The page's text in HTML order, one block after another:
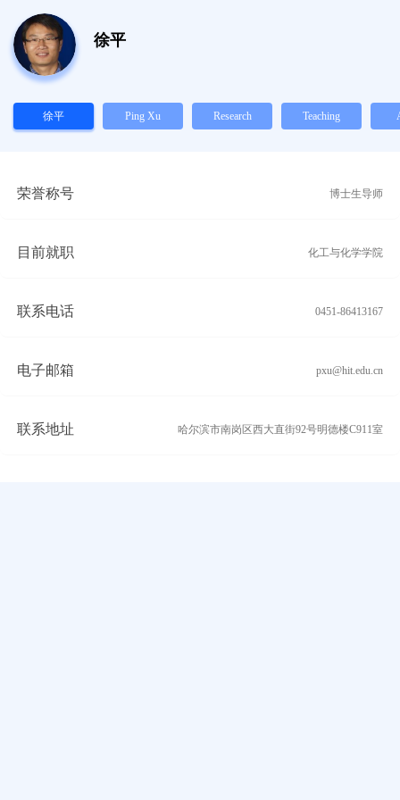
徐平
徐平 Ping Xu Research Teaching
荣誉称号 博士生导师
目前就职 化工与化学学院
联系电话 0451-86413167
电子邮箱 pxu@hit.edu.cn
联系地址 哈尔滨市南岗区西大直街92号明德楼C911室